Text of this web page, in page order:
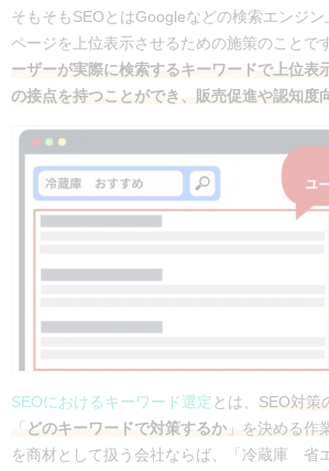
そもそもSEOとはGoogleなどの検索エンジ
ページを上位表示させるための施策のことです
ーザーが実際に検索するキーワードで上位表
の接点を持つことができ、販売促進や認知度
SEOにおけるキーワード選定とは、 SEO対策
「 どのキーワードで対策するか 」を決める作
を商材として扱う会社ならば、「冷蔵庫 省